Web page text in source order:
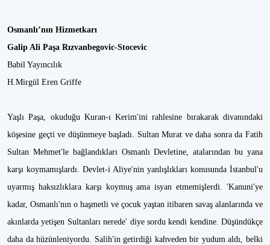
Osmanlı’nın Hizmetkarı
Galip Ali Paşa Rızvanbegovic-Stocevic
Babil Yayıncılık
H.Mirgül Eren Griffe
Yaşlı Paşa, okuduğu Kuran-ı Kerim'ini rahlesine bırakarak divanındaki
köşesine geçti ve düşünmeye başladı. Sultan Murat ve daha sonra da Fatih
Sultan Mehmet'le bağlandıkları Osmanlı Devletine, atalarından bu yana
karşı koymamışlardı. Devlet-i Aliye'nin yanlışlıkları konusunda İstanbul'u
uyarmış haksızlıklara karşı koymuş ama isyan etmemişlerdi. 'Kanuni'ye
kadar, Osmanlı'nın o haşmetli ve çocuk yaştan itibaren savaş alanlarında ve
akınlarda yetişen Sultanları nerede' diye sordu kendi kendine. Düşündükçe
daha da hüzünleniyordu. Salih'in getirdiği kahveden bir yudum aldı, belki